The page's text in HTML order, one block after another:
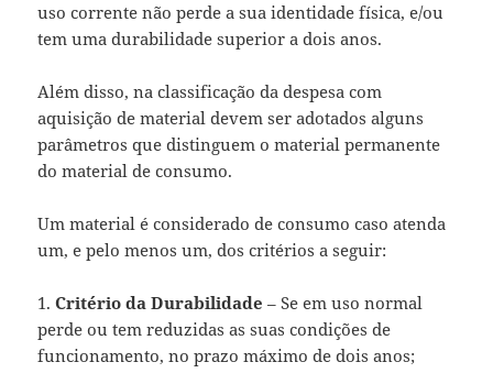
uso corrente não perde a sua identidade física, e/ou
tem uma durabilidade superior a dois anos.
Além disso, na classificação da despesa com
aquisição de material devem ser adotados alguns
parâmetros que distinguem o material permanente
do material de consumo.
Um material é considerado de consumo caso atenda
um, e pelo menos um, dos critérios a seguir:
1.Critério da Durabilidade – Se em uso normal
perde ou tem reduzidas as suas condições de
funcionamento, no prazo máximo de dois anos;